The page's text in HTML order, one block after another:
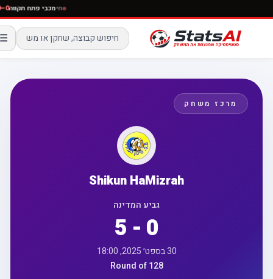
חימכבי פתח
☰
מרכז משחק
Shikun HaMizrah
גביע המדינה
5 - 0
30 בספט׳ 2025, 18:00
Round of 128